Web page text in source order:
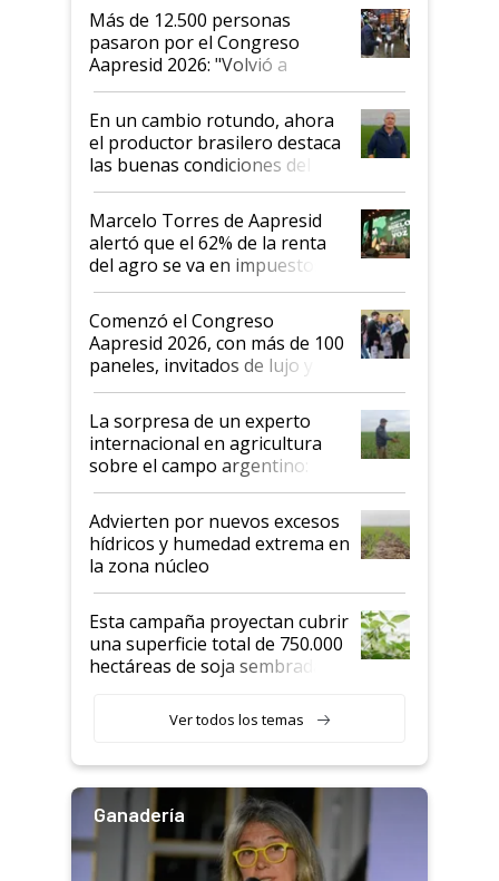
Más de 12.500 personas
pasaron por el Congreso
Aapresid 2026: "Volvió a
demostrar que hablar del
suelo es hablar de todo el
sistema productivo"
En un cambio rotundo, ahora
el productor brasilero destaca
las buenas condiciones del
agro argentino para invertir:
"Los veo más motivados"
Marcelo Torres de Aapresid
alertó que el 62% de la renta
del agro se va en impuestos:
"No es bueno que en
Argentina se sigan discutiendo
las mismas cosas de hace 50
años"
Comenzó el Congreso
Aapresid 2026, con más de 100
paneles, invitados de lujo y
todas las tendencias
La sorpresa de un experto
internacional en agricultura
sobre el campo argentino:
"Estoy muy impresionado"
Advierten por nuevos excesos
hídricos y humedad extrema en
la zona núcleo
Esta campaña proyectan cubrir
una superficie total de 750.000
hectáreas de soja sembradas
variedades que marcan un
salto tecnológico en genética y
Ver todos los temas
Ganadería